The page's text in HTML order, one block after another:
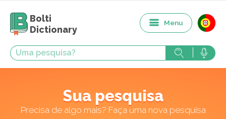
Bolti
Dictionary
Menu
Sua pesquisa
Precisa de algo mais? Faça uma nova pesquisa